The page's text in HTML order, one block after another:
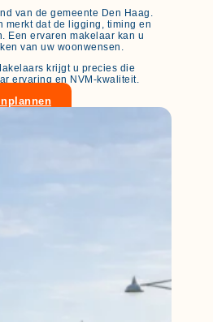
van de gemeente Den Haag.
merkt dat de ligging, timing en
Een ervaren makelaar kan u
van uw woonwensen.
krijgt u precies die
ervaring en NVM-kwaliteit.